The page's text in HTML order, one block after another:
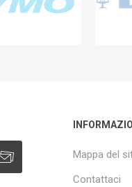
Mappa del
Contattaci